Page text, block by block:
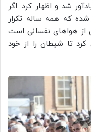
شد و اظهار کرد: اگر
که همه ساله تکرار
از هواهای نفسانی است
تا شیطان را از خود